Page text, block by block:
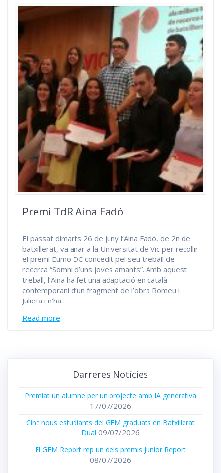
Premi TdR Aina Fadó
El passat dimarts 26 de juny l’Aina Fadó, de 2n de
batxillerat, va anar a la Universitat de Vic per recollir
el premi Eumo DC concedit pel seu treball de
recerca “Somni d’uns joves amants”. Amb aquest
treball, l’Aina ha fet una adaptació en català
contemporani d’un fragment de l’obra Romeu i
Julieta i n’ha…
Read more
Darreres Notícies
Premiat un alumne per un projecte amb IA generativa
17/07/2026
Cinc nous estudiants del GEM graduats en Batxillerat
Dual 09/07/2026
El GEM Report rep un dels premis Junior Report
08/07/2026